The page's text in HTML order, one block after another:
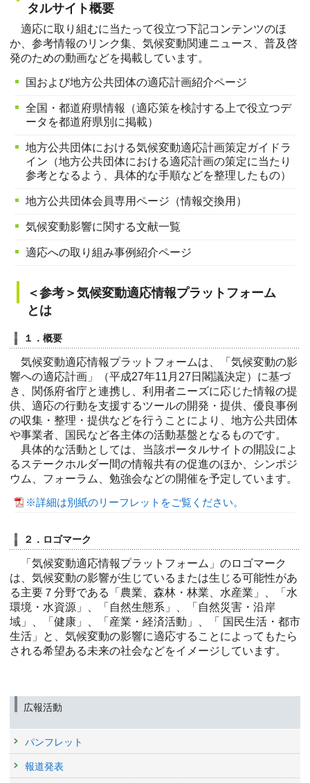
タルサイト概要
適応に取り組むに当たって役立つ下記コンテンツのほ
か、参考情報のリンク集、気候変動関連ニュース、普及啓
発のための動画などを掲載しています。
国および地方公共団体の適応計画紹介ページ
全国・都道府県情報（適応策を検討する上で役立つデ
ータを都道府県別に掲載）
地方公共団体における気候変動適応計画策定ガイドラ
イン（地方公共団体における適応計画の策定に当たり
参考となるよう、具体的な手順などを整理したもの）
地方公共団体会員専用ページ（情報交換用）
気候変動影響に関する文献一覧
適応への取り組み事例紹介ページ
＜参考＞気候変動適応情報プラットフォーム
とは
１．概要
気候変動適応情報プラットフォームは、「気候変動の影
響への適応計画」（平成27年11月27日閣議決定）に基づ
き、関係府省庁と連携し、利用者ニーズに応じた情報の提
供、適応の行動を支援するツールの開発・提供、優良事例
の収集・整理・提供などを行うことにより、地方公共団体
や事業者、国民など各主体の活動基盤となるものです。
具体的な活動としては、当該ポータルサイトの開設によ
るステークホルダー間の情報共有の促進のほか、シンポジ
ウム、フォーラム、勉強会などの開催を予定しています。
※詳細は別紙のリーフレットをご覧ください。
２．ロゴマーク
「気候変動適応情報プラットフォーム」のロゴマーク
は、気候変動の影響が生じているまたは生じる可能性があ
る主要７分野である「農業、森林・林業、水産業」、「水
環境・水資源」、「自然生態系」、「自然災害・沿岸
域」、「健康」、「産業・経済活動」、「 国民生活・都市
生活」と、気候変動の影響に適応することによってもたら
される希望ある未来の社会などをイメージしています。
広報活動
パンフレット
報道発表